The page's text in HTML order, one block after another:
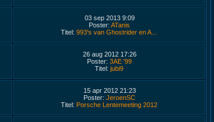
03 sep 2013 9:09
Poster: ATanis
Titel: 993's van Ghostrider en A...
26 aug 2012 17:26
Poster: 3AE '99
Titel: jubi9
15 apr 2012 21:23
Poster: JeroenSC
Titel: Porsche Lentemeeting 2012